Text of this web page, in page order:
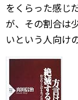
をくらった感じ
が、その割合は
いという人向け